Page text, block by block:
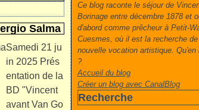
Salma
Samedi 21 ju
in 2025 Prés
entation de la
BD "Vincent
avant Van Go
Ce blog raconte le séjour de
Borinage entre décembre 1878 et
d'abord comme prêcheur à Petit-
Cuesmes, où il est la recherche
nouvelle vocation artistique. Qu'en
?
Accueil du blog
Créer un blog avec CanalBlog
Recherche